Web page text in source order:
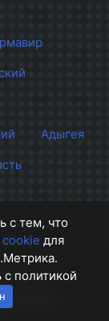
Адыгея
нам
с тем, что
cookie для
с политикой